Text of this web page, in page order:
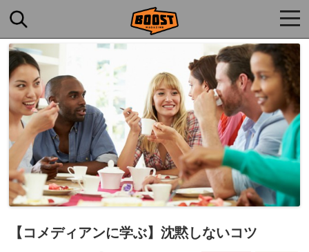
【コメディアンに学ぶ】沈黙しないコツ